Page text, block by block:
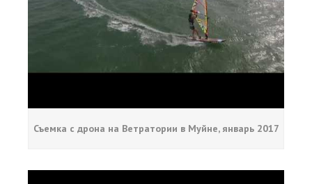
Съемка с дрона на Ветратории в Муйне, январь 2017